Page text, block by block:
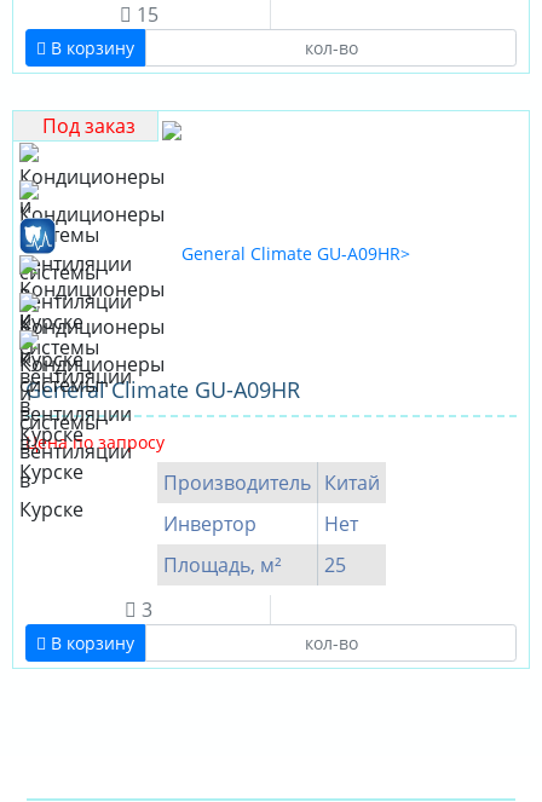
15
В корзину
Под заказ
General Climate GU-А09HR
Цена по запросу
Производитель Китай
Инвертор
Нет
Площадь, м²
25
3
В корзину